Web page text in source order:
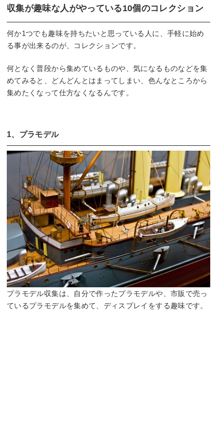
収集が趣味な人がやっている10個のコレクション
何か1つでも趣味を持ちたいと思っている人に、手軽に始め
る事が出来るのが、コレクションです。
何となく普段から集めているものや、気になるものなどを集
めてみると、どんどんとはまってしまい、色んなところから
集めたくなって仕方なくなるんです。
1、プラモデル
プラモデル収集は、自分で作ったプラモデルや、市販で売っ
ているプラモデルを集めて、ディスプレイをする趣味です。